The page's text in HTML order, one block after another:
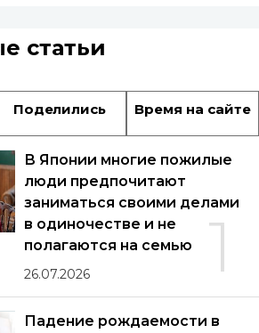
статьи
Поделились Время на сайте
1
В Японии многие пожилые
люди предпочитают
заниматься своими делами
в одиночестве и не
полагаются на семью
26.07.2026
Падение рождаемости в